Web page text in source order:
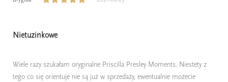
Nietuzinkowe
Wiele razy szukałam oryginalne Priscilla Presley Moments. Niestety z
tego co się orientuje nie są już w sprzedaży, ewentualnie możecie